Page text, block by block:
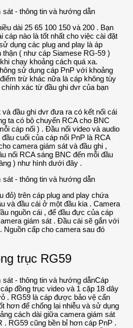
dài 25 65 100 150 và 200 . Bạn
cáp nào là tốt nhất cho việc cài đặt
dụng các plug and play là áp
( như cáp Siamese RG-59 )
chạy khoảng cách quá xa.
sử dụng cáp PnP với khoảng
trừ khác nữa là cáp không tùy
xác từ đầu ghi dvr của bạn
đầu ghi dvr đưa ra có kết nối cái
ta có bộ chuyển RCA cho BNC
cáp nối ) . Đầu nối video và audio
cuối của cáp nối PnP là RCA
camera giám sát và đầu ghi ,
nối RCA sáng BNC đến mỗi đầu
) như hình dưới đây .
đỏ) trên cáp plug and play chứa
và đầu cái ở một đầu kia . Camera
nguồn cái , để đầu đực của cáp
giám sát . Đầu cái sẽ gắn với
Nguồn cấp cho camera sau đó
trục RG59
Cáp
đồng trục video và 1 cặp 18 dây
. RG59 là cáp được bảo vệ cẩn
hơn để chống lại nhiễu và sử dụng
cách dài giữa camera giám sát
. RG59 cũng bền bỉ hơn cáp PnP .